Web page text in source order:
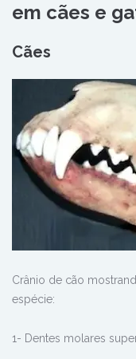
em cães e
Cães
Crânio de cão
espécie:
1- Dentes molares